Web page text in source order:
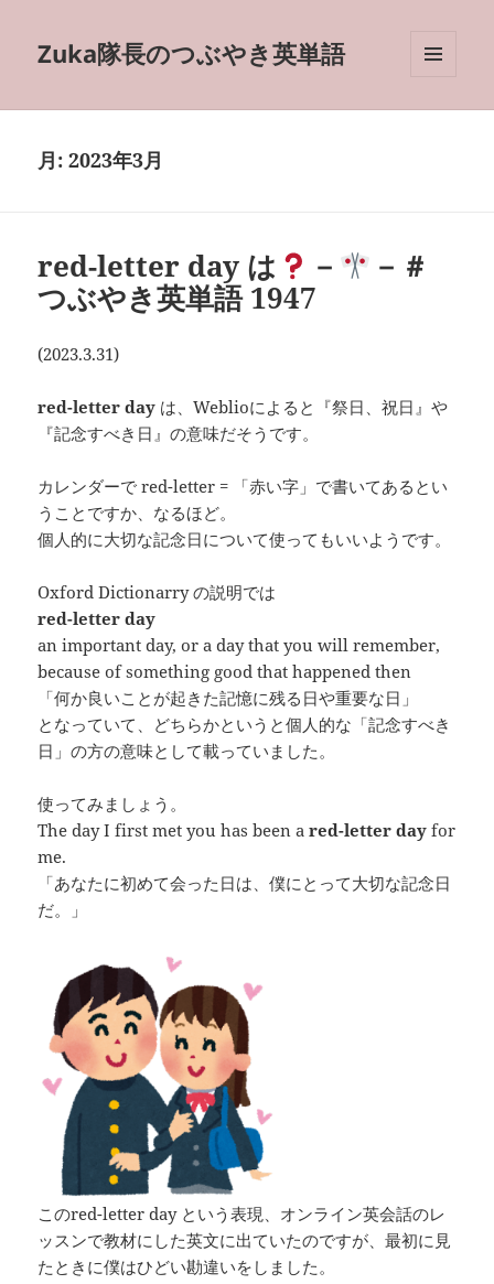
Zuka隊長のつぶやき英単語
ーとウ
月:2023年3月
red-letter day は －
－＃
つぶやき英単語 1947
(2023.3.31)
red-letter day は、Weblioによると『祭日、祝日』や
『記念すべき日』の意味だそうです。
カレンダーで red-letter = 「赤い字」で書いてあるとい
うことですか、なるほど。
個人的に大切な記念日について使ってもいいようです。
Oxford Dictionarry の説明では
red-letter day
an important day, or a day that you will remember,
because of something good that happened then
「何か良いことが起きた記憶に残る日や重要な日」
となっていて、どちらかというと個人的な「記念すべき
日」の方の意味として載っていました。
使ってみましょう。
The day I first met you has been a red-letter day for
me.
「あなたに初めて会った日は、僕にとって大切な記念日
だ。」
このred-letter day という表現、オンライン英会話のレ
ッスンで教材にした英文に出ていたのですが、最初に見
たときに僕はひどい勘違いをしました。